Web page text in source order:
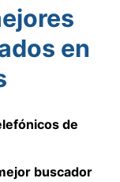
en
de
buscador